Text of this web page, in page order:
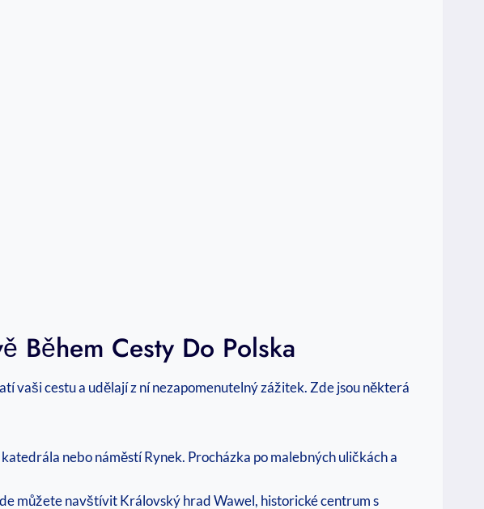
Během Cesty Do Polska
vaši cestu a udělají z ní nezapomenutelný zážitek. Zde jsou některá
nebo náměstí Rynek. Procházka po malebných uličkách a
můžete navštívit Královský hrad Wawel, historické centrum s